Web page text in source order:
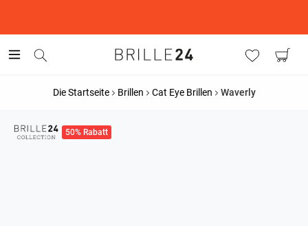
Die Startseite Brillen Cat Eye Brillen Waverly
50% Rabatt